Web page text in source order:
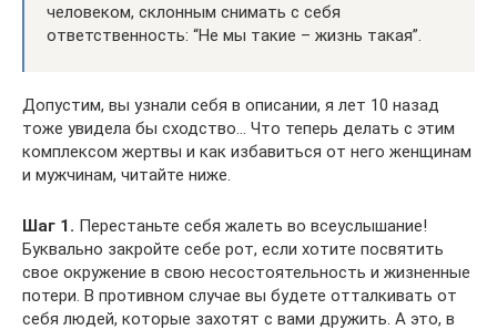
человеком, склонным снимать с себя
ответственность: “Не мы такие – жизнь такая”.
Допустим, вы узнали себя в описании, я лет 10 назад
тоже увидела бы сходство… Что теперь делать с этим
комплексом жертвы и как избавиться от него женщинам
и мужчинам, читайте ниже.
Шаг 1. Перестаньте себя жалеть во всеуслышание!
Буквально закройте себе рот, если хотите посвятить
свое окружение в свою несостоятельность и жизненные
потери. В противном случае вы будете отталкивать от
себя людей, которые захотят с вами дружить. А это, в